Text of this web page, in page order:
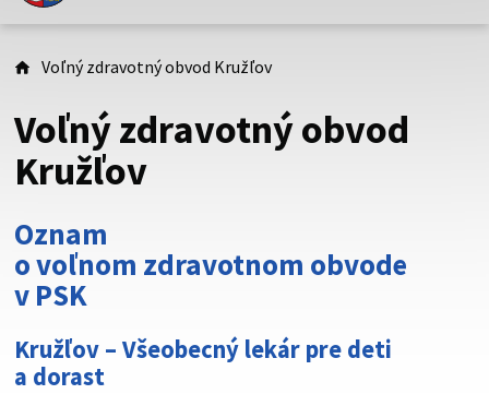
Toto je oficiálna webová stránka Prešovského
psk.sk.
Táto stránka je zabezpečená
Buďte pozorní a vždy sa uistite, že zdieľate informácie iba
cez zabezpečenú webovú stránku. Zabezpečená stránka
Voľný zdravotný obvod Kružľov
Voľný zdravotný obvod
Kružľov
Oznam
o voľnom zdravotnom obvode
v PSK
Kružľov – Všeobecný lekár pre deti
a dorast